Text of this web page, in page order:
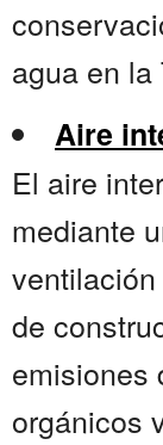
agua en la
Aire
El aire
mediante
de
emisiones
orgánicos